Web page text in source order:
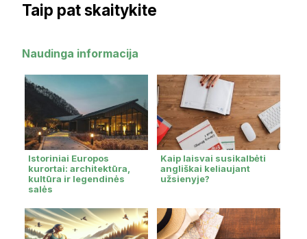
Taip pat skaitykite
Naudinga informacija
Istoriniai Europos
kurortai: architektūra,
kultūra ir legendinės
salės
Kaip laisvai susikalbėti
angliškai keliaujant
užsienyje?